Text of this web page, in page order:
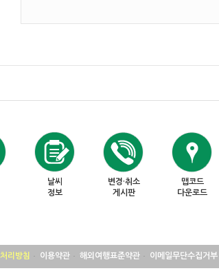
날씨
정보
변경·취소
게시판
맵코드
다운로드
리방침 이용약관 해외여행표준약관 이메일무단수집거부